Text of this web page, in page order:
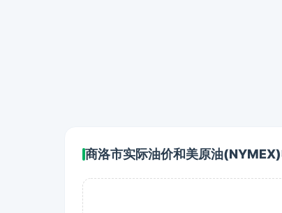
商洛市实际油价和美原油